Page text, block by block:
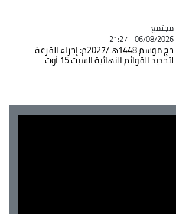
Catégorie
مجتمع
06/08/2026 - 21:27
حج موسم 1448هـ/2027م: إجراء القرعة
لتحديد القوائم النهائية السبت 15 أوت